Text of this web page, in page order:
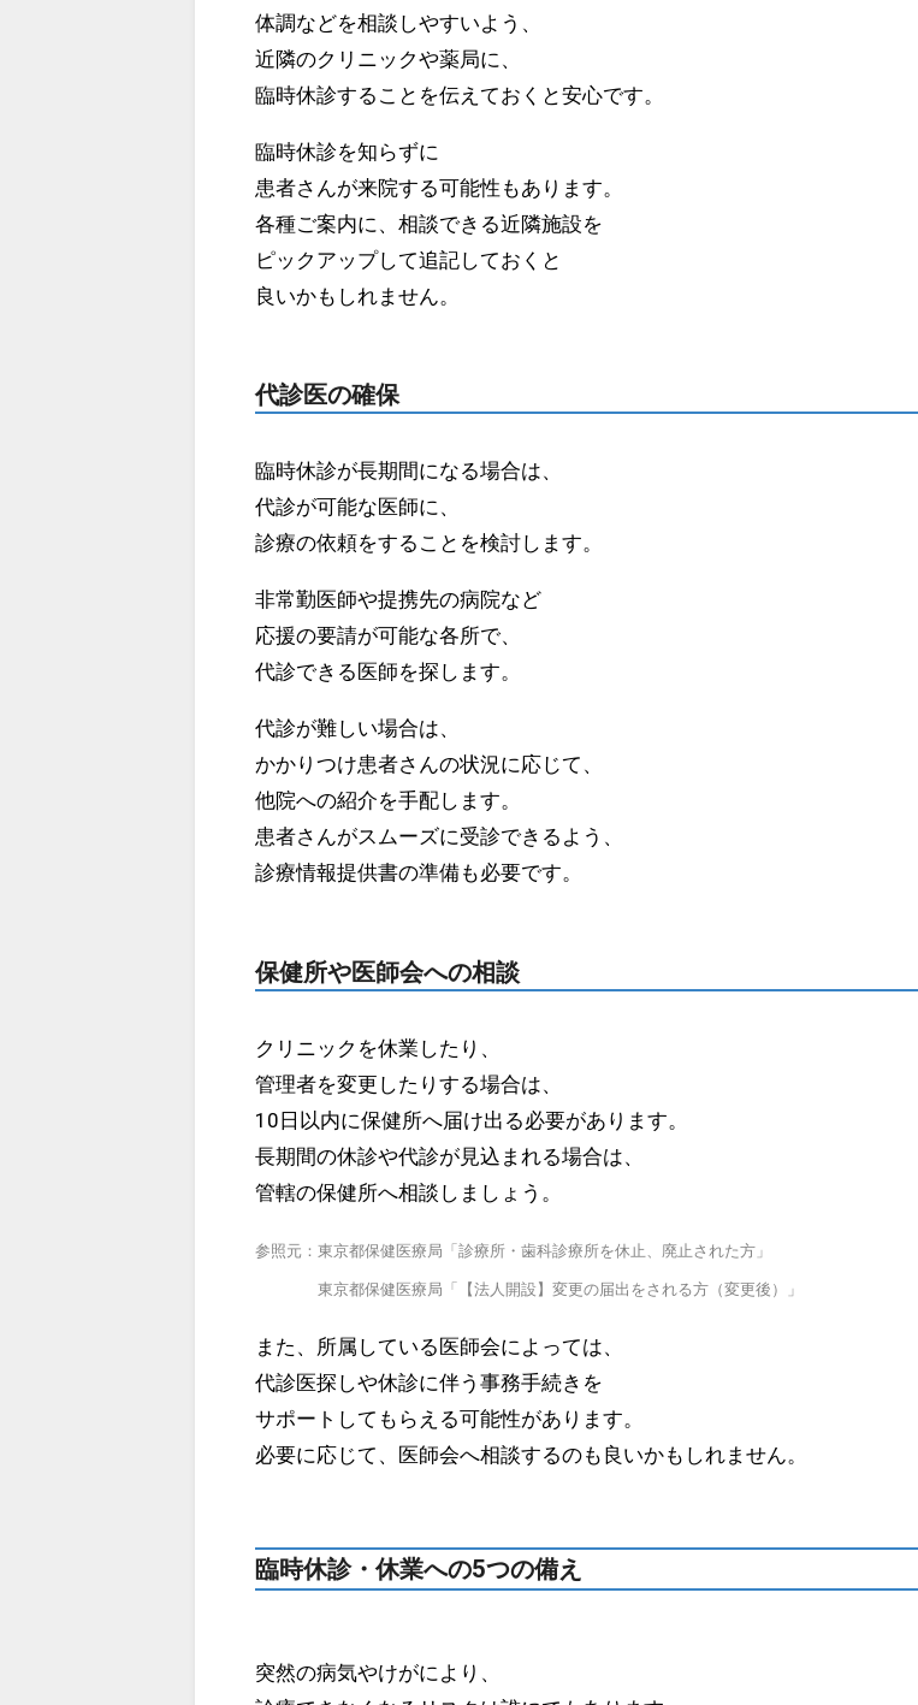
体調などを相談しやすいよう、
近隣のクリニックや薬局に、
臨時休診することを伝えておくと安心です。
臨時休診を知らずに
患者さんが来院する可能性もあります。
各種ご案内に、相談できる近隣施設を
ピックアップして追記しておくと
良いかもしれません。
代診医の確保
臨時休診が長期間になる場合は、
代診が可能な医師に、
診療の依頼をすることを検討します。
非常勤医師や提携先の病院など
応援の要請が可能な各所で、
代診できる医師を探します。
代診が難しい場合は、
かかりつけ患者さんの状況に応じて、
他院への紹介を手配します。
患者さんがスムーズに受診できるよう、
診療情報提供書の準備も必要です。
保健所や医師会への相談
クリニックを休業したり、
管理者を変更したりする場合は、
10日以内に保健所へ届け出る必要があります。
長期間の休診や代診が見込まれる場合は、
管轄の保健所へ相談しましょう。
参照元：東京都保健医療局「診療所・歯科診療所を休止、廃止された方」
東京都保健医療局「【法人開設】変更の届出をされる方（変更後）」
また、所属している医師会によっては、
代診医探しや休診に伴う事務手続きを
サポートしてもらえる可能性があります。
必要に応じて、医師会へ相談するのも良いかもしれません。
臨時休診・休業への5つの備え
突然の病気やけがにより、